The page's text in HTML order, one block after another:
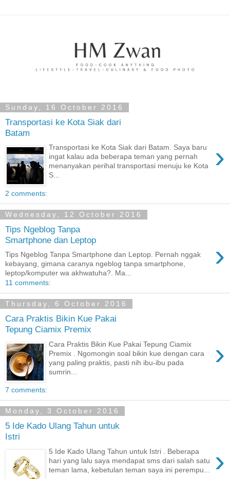
Sunday, 16 October 2016
Transportasi ke Kota Siak dari
Batam
›
Transportasi ke Kota Siak dari Batam. Saya baru
ingat kalau ada beberapa teman yang pernah
menanyakan perihal transportasi menuju ke Kota
S...
2 comments:
Wednesday, 12 October 2016
Tips Ngeblog Tanpa
Smartphone dan Leptop
›
Tips Ngeblog Tanpa Smartphone dan Leptop. Pernah nggak
kebayang, gimana caranya ngeblog tanpa smartphone,
leptop/komputer wa akhwatuha?. Ma...
11 comments:
Thursday, 6 October 2016
Cara Praktis Bikin Kue Pakai
Tepung Ciamix Premix
›
Cara Praktis Bikin Kue Pakai Tepung Ciamix
Premix . Ngomongin soal bikin kue dengan cara
yang paling praktis, pasti nih ibu-ibu pada
sumrin...
7 comments:
Monday, 3 October 2016
5 Ide Kado Ulang Tahun untuk
Istri
›
5 Ide Kado Ulang Tahun untuk Istri . Beberapa
hari yang lalu saya mendapat sms dari salah satu
teman lama, kebetulan teman saya ini perempu...